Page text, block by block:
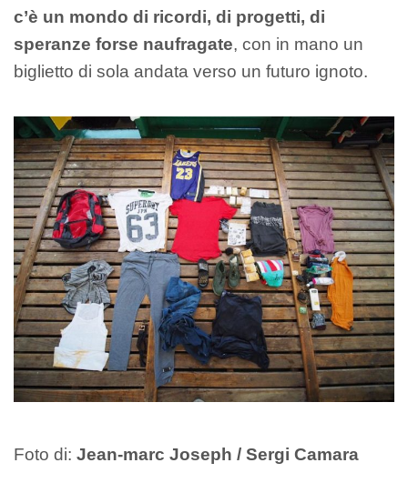
c’è un mondo di ricordi, di progetti, di
speranze forse naufragate, con in mano un
biglietto di sola andata verso un futuro ignoto.
Foto di: Jean-marc Joseph / Sergi Camara